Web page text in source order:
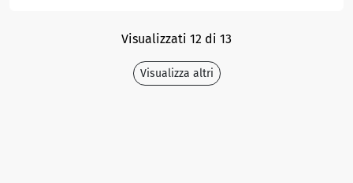
Visualizzati 12 di 13
Visualizza altri